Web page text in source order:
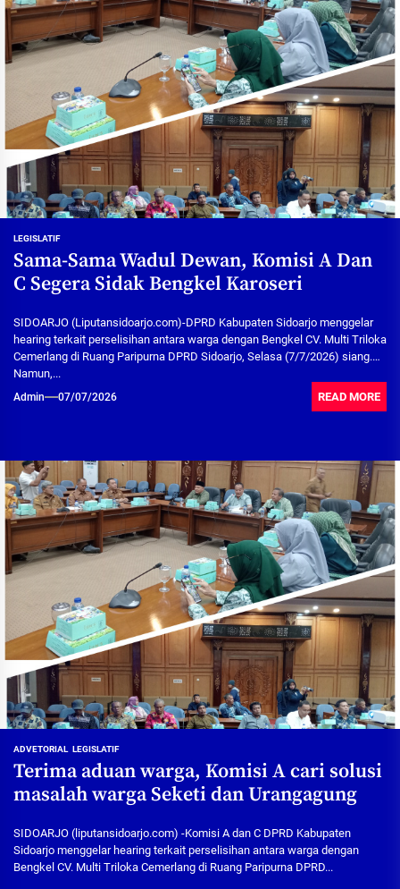
LEGISLATIF
Sama-Sama Wadul Dewan, Komisi A Dan
C Segera Sidak Bengkel Karoseri
SIDOARJO (Liputansidoarjo.com)-DPRD Kabupaten Sidoarjo menggelar
hearing terkait perselisihan antara warga dengan Bengkel CV. Multi Triloka
Cemerlang di Ruang Paripurna DPRD Sidoarjo, Selasa (7/7/2026) siang.
Namun,...
Admin 07/07/2026 READ MORE
ADVETORIAL LEGISLATIF
Terima aduan warga, Komisi A cari solusi
masalah warga Seketi dan Urangagung
SIDOARJO (liputansidoarjo.com) -Komisi A dan C DPRD Kabupaten
Sidoarjo menggelar hearing terkait perselisihan antara warga dengan
Bengkel CV. Multi Triloka Cemerlang di Ruang Paripurna DPRD...